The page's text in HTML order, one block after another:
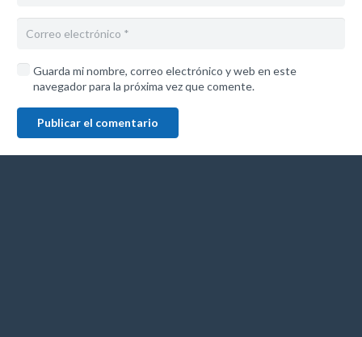
Guarda mi nombre, correo electrónico y web en este
navegador para la próxima vez que comente.
Publicar el comentario